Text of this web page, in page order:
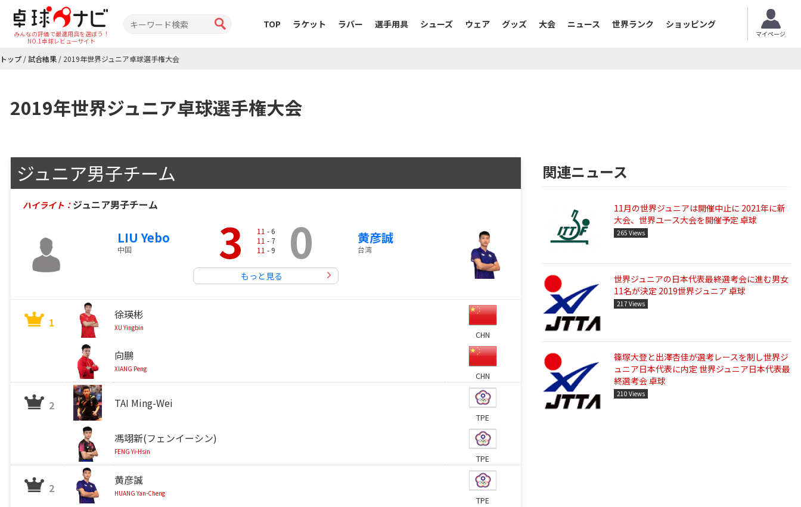
みんなの評価で最適用具を選ぼう！
NO.1卓球レビューサイト
TOP ラケット ラバー 選手用具 シューズ ウェア グッズ 大会 ニュース 世界ランク ショッピング
マイページ
トップ /試合結果 / 2019年世界ジュニア卓球選手権大会
2019年世界ジュニア卓球選手権大会
ジュニア男子チーム
ハイライト： ジュニア男子チーム
LIU Yebo
中国 3 11 - 6
11 - 7
11 - 9 0
もっと見る
黄彦誠
台湾
1
徐瑛彬
XU Yingbin
CHN
向鵬
XIANG Peng
CHN
2 TAI Ming-Wei
TPE
馮翊新(フェンイーシン)
FENG Yi-Hsin
TPE
2
黄彦誠
HUANG Yan-Cheng
TPE
関連ニュース
11月の世界ジュニアは開催中止に 2021年に新
大会、世界ユース大会を開催予定 卓球
265 Views
世界ジュニアの日本代表最終選考会に進む男女
11名が決定 2019世界ジュニア 卓球
217 Views
篠塚大登と出澤杏佳が選考レースを制し世界ジ
ュニア日本代表に内定 世界ジュニア日本代表最
終選考会 卓球
210 Views